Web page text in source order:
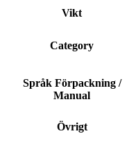
Vikt
Category
Språk Förpackning /
Manual
Övrigt